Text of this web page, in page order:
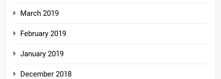
March 2019
February 2019
January 2019
December 2018